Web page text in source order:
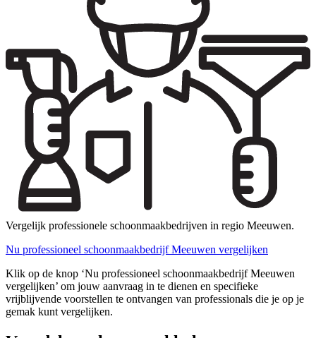
Vergelijk professionele schoonmaakbedrijven in regio Meeuwen.
Nu professioneel schoonmaakbedrijf Meeuwen vergelijken
Klik op de knop ‘Nu professioneel schoonmaakbedrijf Meeuwen
vergelijken’ om jouw aanvraag in te dienen en specifieke
vrijblijvende voorstellen te ontvangen van professionals die je op je
gemak kunt vergelijken.